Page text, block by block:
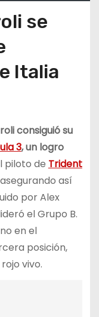
se
Italia
consiguió su
3, un logro
piloto de Trident
así
por Alex
el Grupo B.
en el
posición,
vivo.